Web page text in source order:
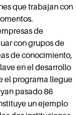
que trabajan con
de
con grupos de
de conocimiento,
en el desarrollo
el programa llegue
pasado 86
un ejemplo